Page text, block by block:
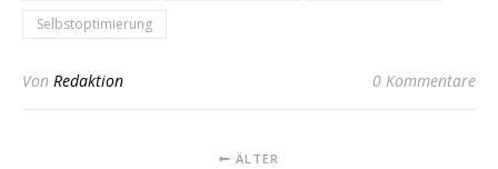
Selbstoptimierung
Von Redaktion 0 Kommentare
ÄLTER